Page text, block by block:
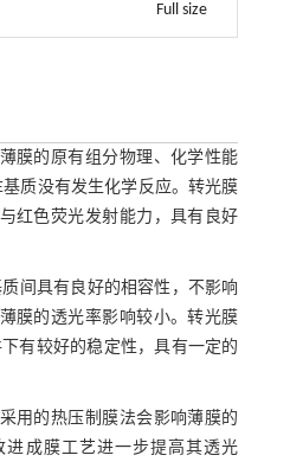
Full size
膜的原有组分物理、化学性能
基质没有发生化学反应。转光膜
红色荧光发射能力，具有良好
质间具有良好的相容性，不影响
膜的透光率影响较小。转光膜
有较好的稳定性，具有一定的
用的热压制膜法会影响薄膜的
成膜工艺进一步提高其透光